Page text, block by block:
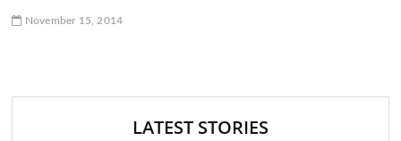
November 15, 2014
LATEST STORIES